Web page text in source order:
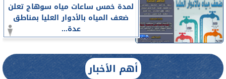
لمدة خمس ساعات مياه سوهاج تعلن
ضعف المياه بالأدوار العليا بمناطق
عدة...
أهم الأخبار